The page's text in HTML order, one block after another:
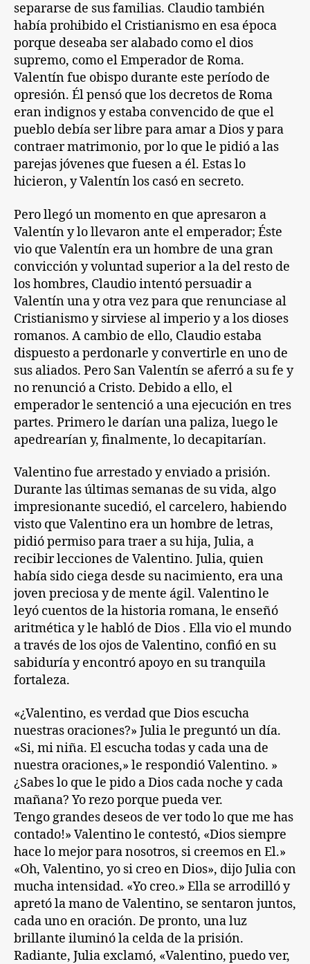
separarse de sus familias. Claudio también
había prohibido el Cristianismo en esa época
porque deseaba ser alabado como el dios
supremo, como el Emperador de Roma.
Valentín fue obispo durante este período de
opresión. Él pensó que los decretos de Roma
eran indignos y estaba convencido de que el
pueblo debía ser libre para amar a Dios y para
contraer matrimonio, por lo que le pidió a las
parejas jóvenes que fuesen a él. Estas lo
hicieron, y Valentín los casó en secreto.
Pero llegó un momento en que apresaron a
Valentín y lo llevaron ante el emperador; Éste
vio que Valentín era un hombre de una gran
convicción y voluntad superior a la del resto de
los hombres, Claudio intentó persuadir a
Valentín una y otra vez para que renunciase al
Cristianismo y sirviese al imperio y a los dioses
romanos. A cambio de ello, Claudio estaba
dispuesto a perdonarle y convertirle en uno de
sus aliados. Pero San Valentín se aferró a su fe y
no renunció a Cristo. Debido a ello, el
emperador le sentenció a una ejecución en tres
partes. Primero le darían una paliza, luego le
apedrearían y, finalmente, lo decapitarían.
Valentino fue arrestado y enviado a prisión.
Durante las últimas semanas de su vida, algo
impresionante sucedió, el carcelero, habiendo
visto que Valentino era un hombre de letras,
pidió permiso para traer a su hija, Julia, a
recibir lecciones de Valentino. Julia, quien
había sido ciega desde su nacimiento, era una
joven preciosa y de mente ágil. Valentino le
leyó cuentos de la historia romana, le enseñó
aritmética y le habló de Dios . Ella vio el mundo
a través de los ojos de Valentino, confió en su
sabiduría y encontró apoyo en su tranquila
fortaleza.
«¿Valentino, es verdad que Dios escucha
nuestras oraciones?» Julia le preguntó un día.
«Si, mi niña. El escucha todas y cada una de
nuestra oraciones,» le respondió Valentino. »
¿Sabes lo que le pido a Dios cada noche y cada
mañana? Yo rezo porque pueda ver.
Tengo grandes deseos de ver todo lo que me has
contado!» Valentino le contestó, «Dios siempre
hace lo mejor para nosotros, si creemos en El.»
«Oh, Valentino, yo si creo en Dios», dijo Julia con
mucha intensidad. «Yo creo.» Ella se arrodilló y
apretó la mano de Valentino, se sentaron juntos,
cada uno en oración. De pronto, una luz
brillante iluminó la celda de la prisión.
Radiante, Julia exclamó, «Valentino, puedo ver,